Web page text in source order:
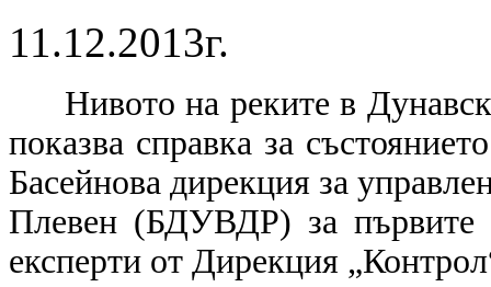
11.12.2013г.
Нивото на реките в
показва справка за
Басейнова дирекция за
Плевен (БДУВДР) за първите
експерти от Дирекция